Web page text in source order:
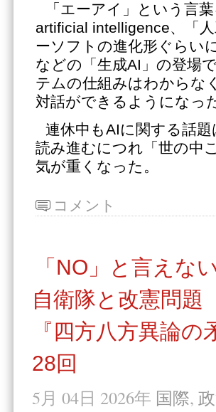
「エーアイ」という言
artificial intelligence、「
ーソフトの進化形ぐらい
などの「生成AI」の登場
テムの仕組みはわからな
対話ができるようになっ
連休中もAIに関する話
読み進むにつれ「世の中
気が重くなった。
コメント
「NO」と言えな
自衛隊と改憲問
『四方八方異論
28回
5月 04日 2026年 国際,